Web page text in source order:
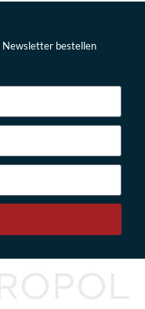
Newsletter bestellen